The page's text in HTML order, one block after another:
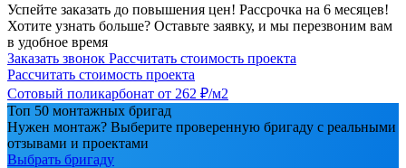
Успейте заказать до повышения цен! Рассрочка на 6 месяцев!
Хотите узнать больше? Оставьте заявку, и мы перезвоним вам
в удобное время
Заказать звонок Рассчитать стоимость проекта
Рассчитать стоимость проекта
Сотовый поликарбонат от 262 ₽/м2
Топ 50 монтажных бригад
Нужен монтаж? Выберите проверенную бригаду с реальными
отзывами и проектами
Выбрать бригаду